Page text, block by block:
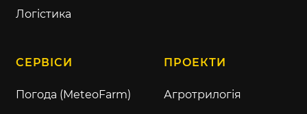
Логістика
СЕРВІСИ
Погода (MeteoFarm)
ПРОЕКТИ
Агротрилогія